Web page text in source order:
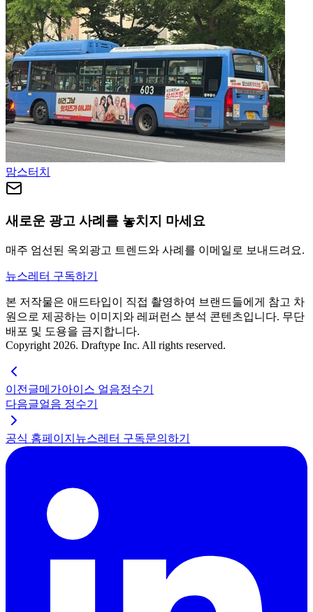
맘스터치
새로운 광고 사례를 놓치지 마세요
매주 엄선된 옥외광고 트렌드와 사례를 이메일로 보내드려요.
뉴스레터 구독하기
본 저작물은 애드타입이 직접 촬영하여 브랜드들에게 참고 차
원으로 제공하는 이미지와 레퍼런스 분석 콘텐츠입니다. 무단
배포 및 도용을 금지합니다.
Copyright 2026. Draftype Inc. All rights reserved.
이전글메가아이스 얼음정수기
다음글얼음 정수기
공식 홈페이지 뉴스레터 구독문의하기